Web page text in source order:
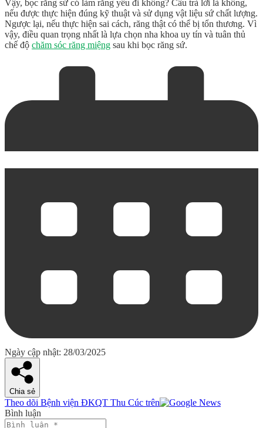
Vậy, bọc răng sứ có làm răng yếu đi không? Câu trả lời là không,
nếu được thực hiện đúng kỹ thuật và sử dụng vật liệu sứ chất lượng.
Ngược lại, nếu thực hiện sai cách, răng thật có thể bị tổn thương. Vì
vậy, điều quan trọng nhất là lựa chọn nha khoa uy tín và tuân thủ
chế độ chăm sóc răng miệng sau khi bọc răng sứ.
Ngày cập nhật: 28/03/2025
Chia sẻ
Theo dõi Bệnh viện ĐKQT Thu Cúc trên
Bình luận